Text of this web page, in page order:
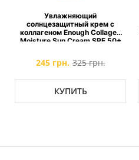
Увлажняющий
солнцезащитный крем с
коллагеном Enough Collagen
Moisture Sun Cream SPF 50+
245 грн. 325 грн.
КУПИТЬ